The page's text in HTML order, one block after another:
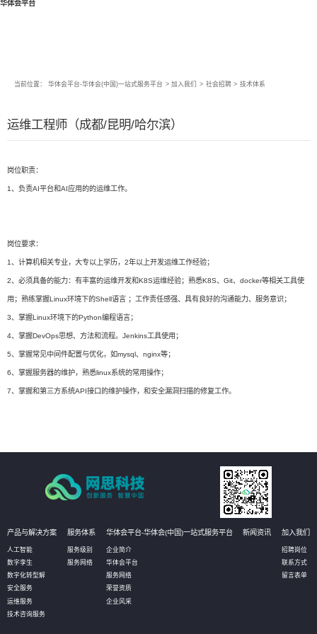
华体会平台
当前位置： 华体会平台-华体会(中国)一站式服务平台 > 加入我们 > 社会招聘 > 技术体系
运维工程师（成都/昆明/哈尔滨）
岗位职责：
1、负责AI平台和AI应用的的运维工作。
岗位要求：
1、计算机相关专业，大专以上学历，2年以上开发运维工作经验；
2、必须具备的能力：有丰富的运维开发和K8S运维经验；熟悉K8S、Git、docker等相关工具使
用；熟练掌握Linux环境下的Shell语言 ；工作责任感强、具有良好的沟通能力、服务意识；
3、掌握Linux环境下的Python编程语言；
4、掌握DevOps思想、方法和流程。Jenkins工具使用；
5、掌握常见中间件配置与优化，如mysql、nginx等；
6、掌握服务器的维护，熟悉linux系统的常用操作；
7、掌握和第三方系统API接口的维护操作，和安全漏洞扫描的修复工作。
产品与解决方案
人工智能
数字孪生
数字化转型解
安全服务
运维服务
技术咨询服务
服务体系
服务级别
服务网络
华体会平台-华体会(中国)一站式服务平台
企业简介
华体会平台
服务网络
荣誉资质
企业风采
新闻资讯 加入我们
招聘岗位
联系方式
留言表单